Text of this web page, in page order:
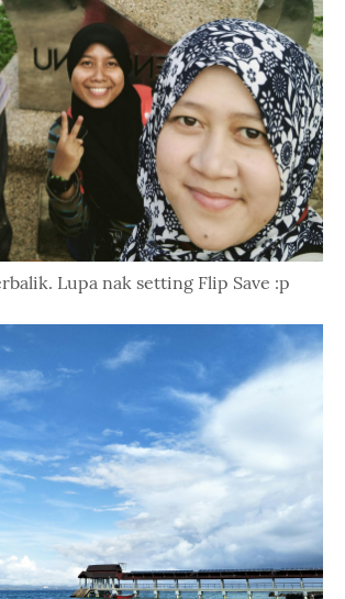
Lupa nak setting Flip Save :p